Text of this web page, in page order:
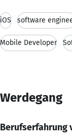
iOS software
Mobile Developer
Werdegang
Berufserfahrung